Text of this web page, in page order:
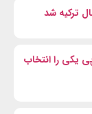
ترکیه شد
یکی را انتخاب